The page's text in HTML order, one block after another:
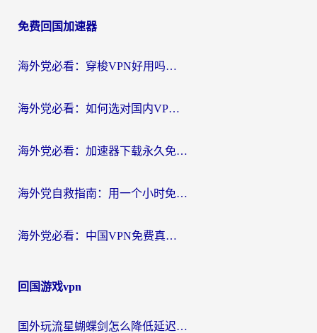
导
免费回国加速器
海外党必看：穿梭VPN好用吗？和云帆VPN对比哪个回国效果更好？附真实测评+避坑指南
海外党必看：如何选对国内VPN，实现无缝访问国内资源？
海外党必看：加速器下载永久免费版真的存在吗？教你无缝访问国内资源的正确姿势
海外党自救指南：用一个小时免费加速器，轻松打破国内资源访问壁垒？
海外党必看：中国VPN免费真的靠谱吗？手把手教你选对回国加速器
回国游戏vpn
国外玩流星蝴蝶剑怎么降低延迟？海外党必看的加速秘籍（含欧洲鸣潮&彩虹岛优化攻略）